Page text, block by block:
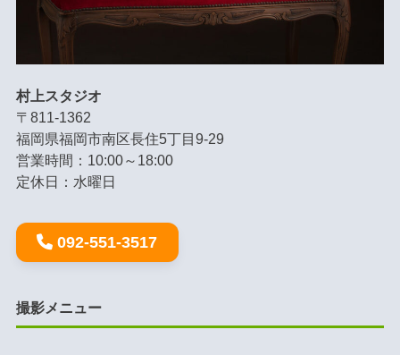
村上スタジオ
〒811-1362
福岡県福岡市南区長住5丁目9-29
営業時間：10:00～18:00
定休日：水曜日
092-551-3517
撮影メニュー